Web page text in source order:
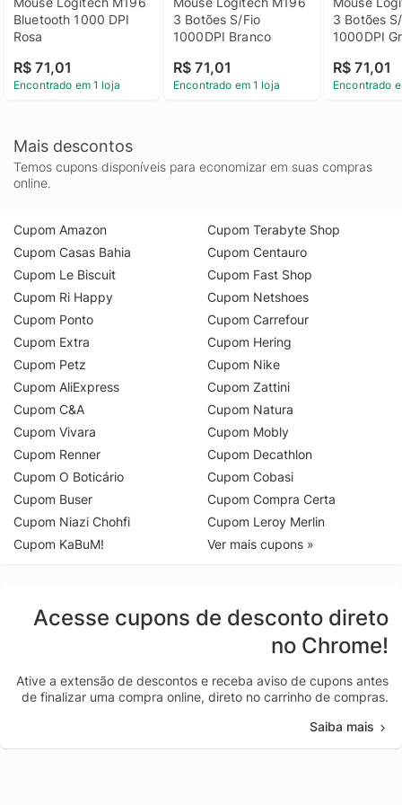
Bluetooth 1000 DPI
Rosa
R$ 71,01
Encontrado em 1 loja
3 Botões S/Fio
1000DPI Branco
R$ 71,01
Encontrado em 1 loja
3 Botões
1000DPI
R$ 71,01
Encontrado
Mais descontos
Temos cupons disponíveis para economizar em suas compras
online.
Cupom Amazon
Cupom Casas Bahia
Cupom Le Biscuit
Cupom Ri Happy
Cupom Ponto
Cupom Extra
Cupom Petz
Cupom AliExpress
Cupom C&A
Cupom Vivara
Cupom Renner
Cupom O Boticário
Cupom Buser
Cupom Niazi Chohfi
Cupom KaBuM!
Cupom Terabyte Shop
Cupom Centauro
Cupom Fast Shop
Cupom Netshoes
Cupom Carrefour
Cupom Hering
Cupom Nike
Cupom Zattini
Cupom Natura
Cupom Mobly
Cupom Decathlon
Cupom Cobasi
Cupom Compra Certa
Cupom Leroy Merlin
Ver mais cupons »
Acesse cupons de desconto direto
no Chrome!
Ative a extensão de descontos e receba aviso de cupons antes
de finalizar uma compra online, direto no carrinho de compras.
Saiba mais